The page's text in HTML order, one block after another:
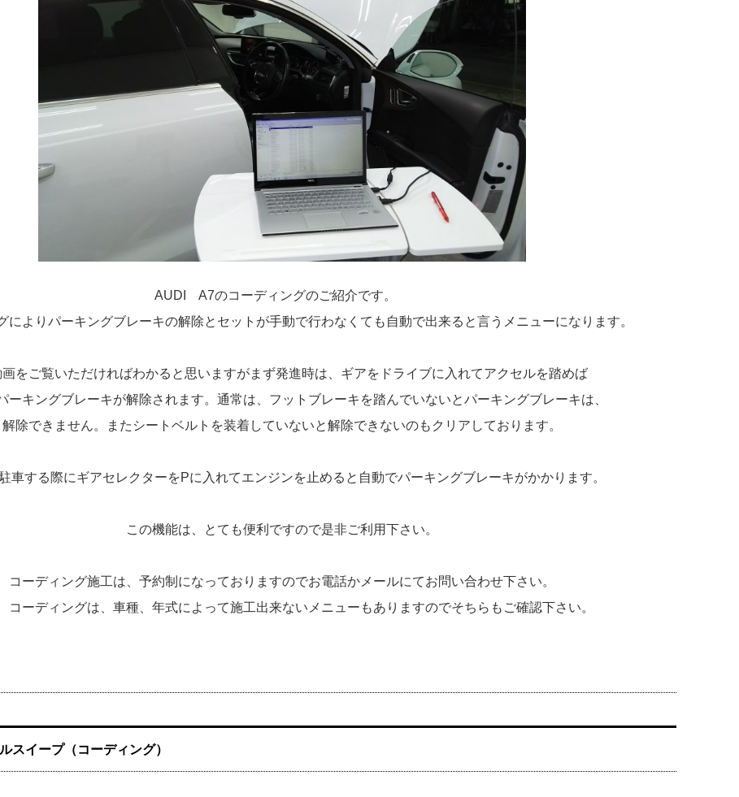
AUDI A7のコーディングのご紹介です。
によりパーキングブレーキの解除とセットが手動で行わなくても自動で出来ると言うメニューになります。
をご覧いただければわかると思いますがまず発進時は、ギアをドライブに入れてアクセルを踏めば
ーキングブレーキが解除されます。通常は、フットブレーキを踏んでいないとパーキングブレーキは、
解除できません。またシートベルトを装着していないと解除できないのもクリアしております。
車する際にギアセレクターをPに入れてエンジンを止めると自動でパーキングブレーキがかかります。
この機能は、とても便利ですので是非ご利用下さい。
コーディング施工は、予約制になっておりますのでお電話かメールにてお問い合わせ下さい。
コーディングは、車種、年式によって施工出来ないメニューもありますのでそちらもご確認下さい。
スイープ（コーディング）